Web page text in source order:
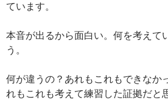
ています。
本音が出るから面白い。何を考えて
う。
何が違うの？あれもこれもできなか
れもこれも考えて練習した証拠だと